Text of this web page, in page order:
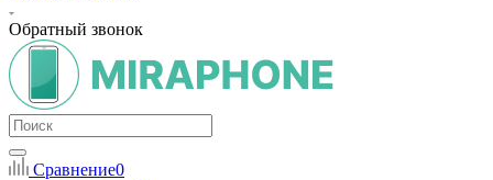
Обратный звонок
Сравнение0